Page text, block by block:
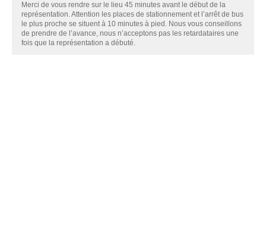
Merci de vous rendre sur le lieu 45 minutes avant le début de la
représentation. Attention les places de stationnement et l’arrêt de bus
le plus proche se situent à 10 minutes à pied. Nous vous conseillons
de prendre de l’avance, nous n’acceptons pas les retardataires une
fois que la représentation a débuté.